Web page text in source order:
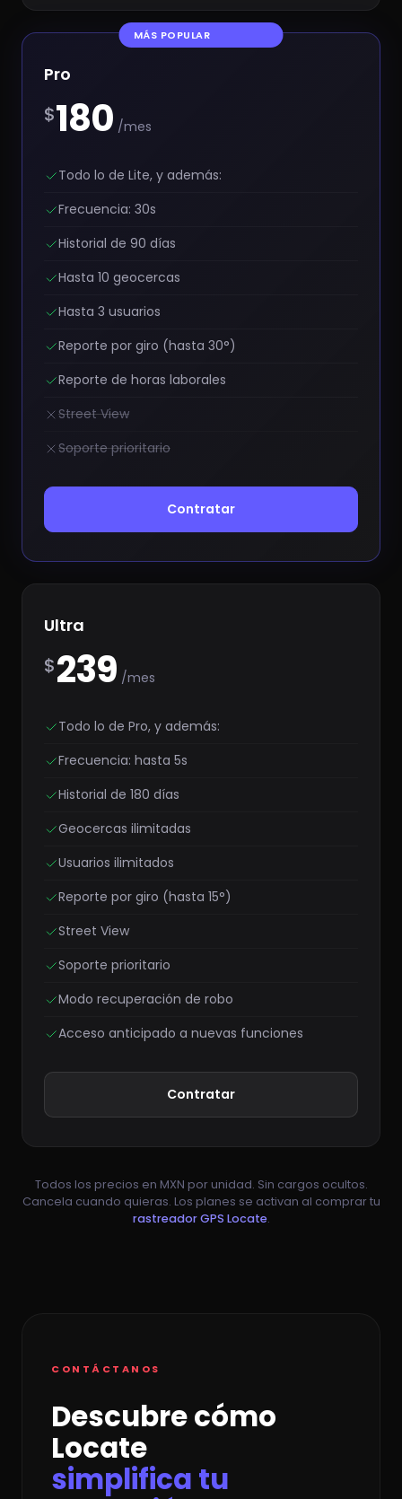
MÁS POPULAR
Pro
$180 /mes
Todo lo de Lite, y además:
Frecuencia: 30s
Historial de 90 días
Hasta 10 geocercas
Hasta 3 usuarios
Reporte por giro (hasta 30°)
Reporte de horas laborales
Street View
Soporte prioritario
Contratar
Ultra
$239 /mes
Todo lo de Pro, y además:
Frecuencia: hasta 5s
Historial de 180 días
Geocercas ilimitadas
Usuarios ilimitados
Reporte por giro (hasta 15°)
Street View
Soporte prioritario
Modo recuperación de robo
Acceso anticipado a nuevas funciones
Contratar
Todos los precios en MXN por unidad. Sin cargos ocultos.
Cancela cuando quieras. Los planes se activan al comprar tu
rastreador GPS Locate.
CONTÁCTANOS
Descubre cómo
Locate
simplifica tu